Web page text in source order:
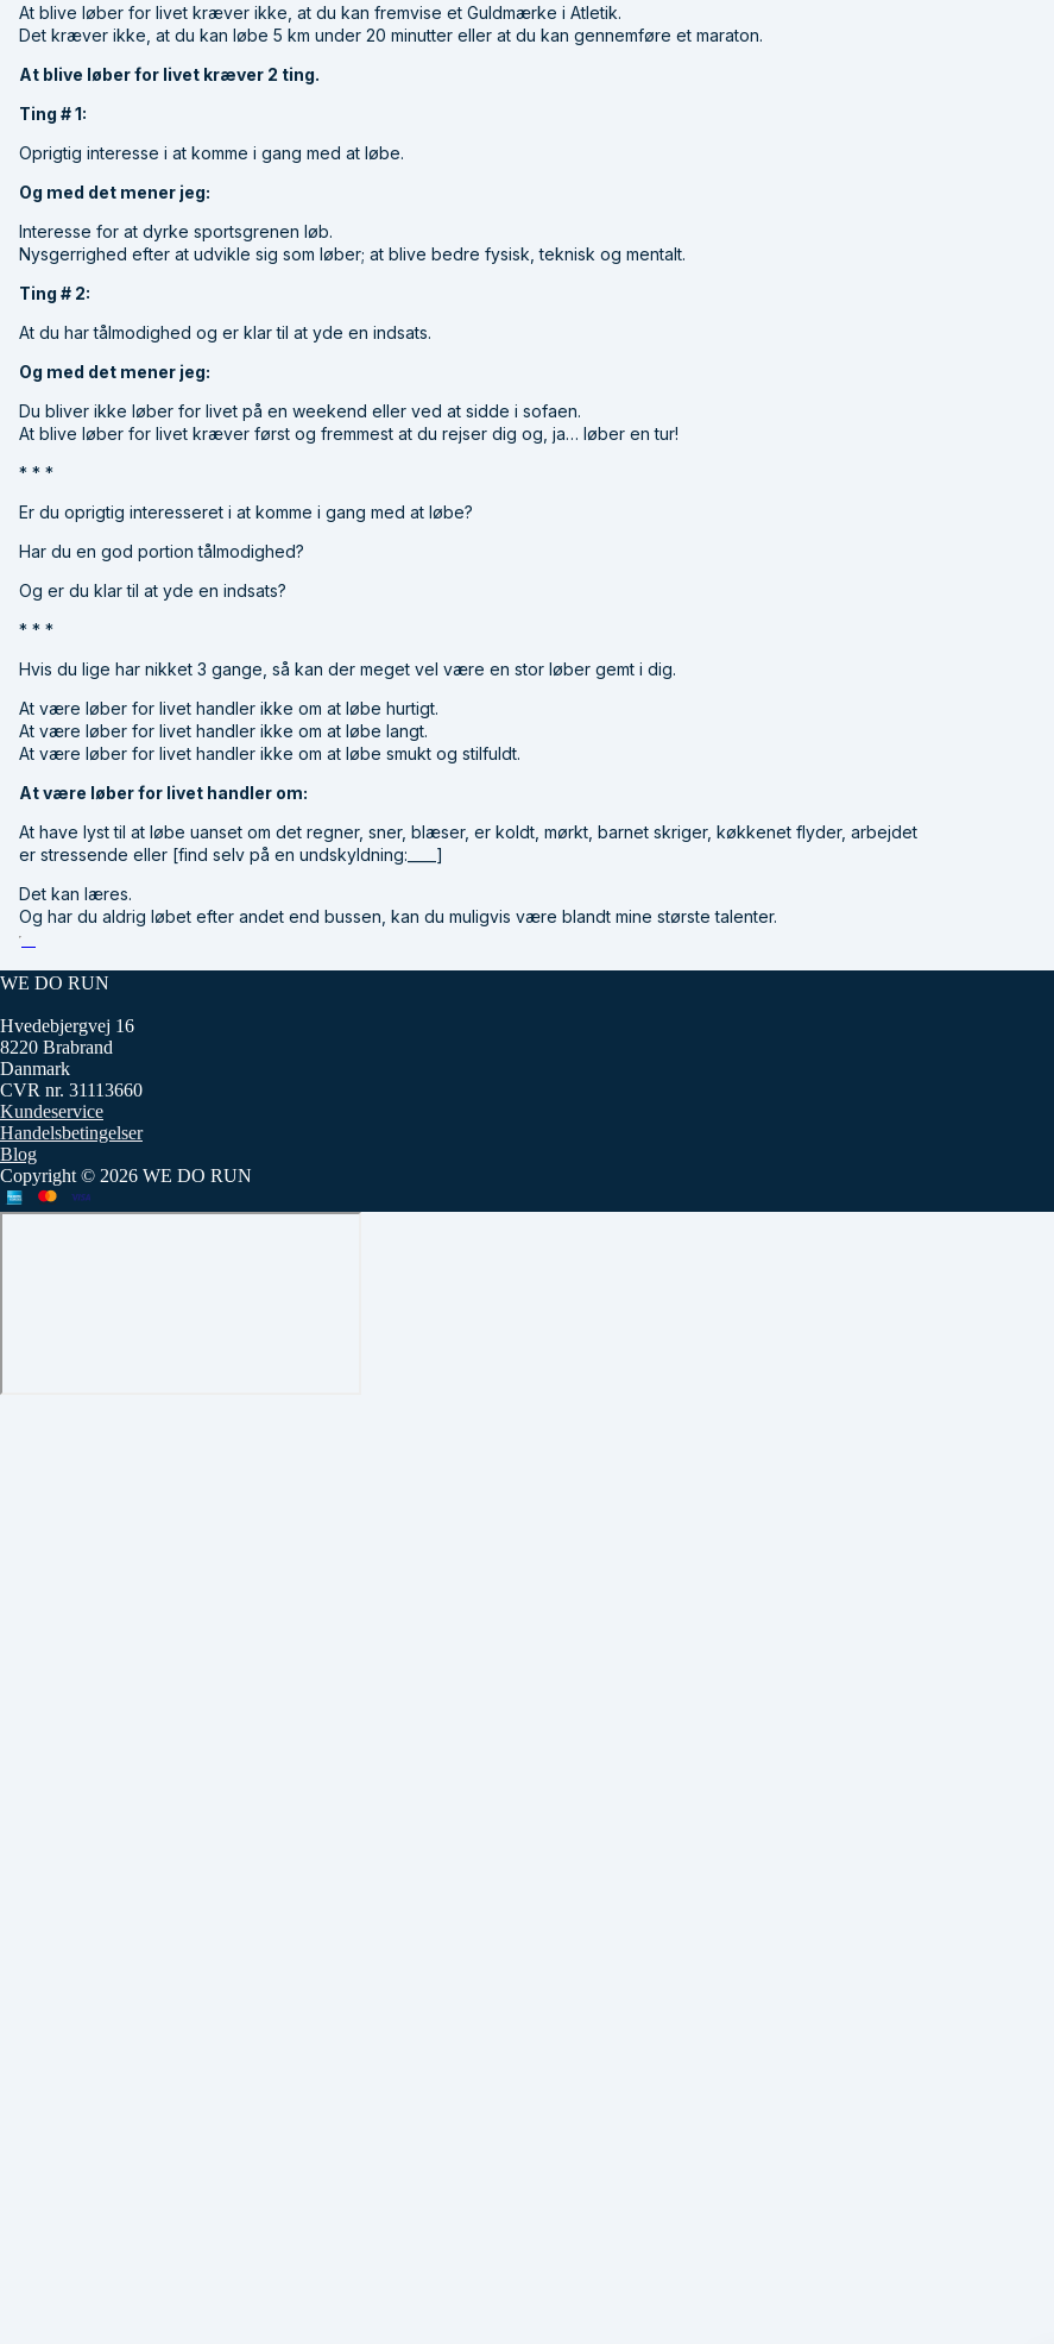
At blive løber for livet kræver ikke, at du kan fremvise et Guldmærke i Atletik.
Det kræver ikke, at du kan løbe 5 km under 20 minutter eller at du kan gennemføre et maraton.
At blive løber for livet kræver 2 ting.
Ting # 1:
Oprigtig interesse i at komme i gang med at løbe.
Og med det mener jeg:
Interesse for at dyrke sportsgrenen løb.
Nysgerrighed efter at udvikle sig som løber; at blive bedre fysisk, teknisk og mentalt.
Ting # 2:
At du har tålmodighed og er klar til at yde en indsats.
Og med det mener jeg:
Du bliver ikke løber for livet på en weekend eller ved at sidde i sofaen.
At blive løber for livet kræver først og fremmest at du rejser dig og, ja… løber en tur!
* * *
Er du oprigtig interesseret i at komme i gang med at løbe?
Har du en god portion tålmodighed?
Og er du klar til at yde en indsats?
* * *
Hvis du lige har nikket 3 gange, så kan der meget vel være en stor løber gemt i dig.
At være løber for livet handler ikke om at løbe hurtigt.
At være løber for livet handler ikke om at løbe langt.
At være løber for livet handler ikke om at løbe smukt og stilfuldt.
At være løber for livet handler om:
At have lyst til at løbe uanset om det regner, sner, blæser, er koldt, mørkt, barnet skriger, køkkenet flyder, arbejdet
er stressende eller [find selv på en undskyldning:____]
Det kan læres.
Og har du aldrig løbet efter andet end bussen, kan du muligvis være blandt mine største talenter.
WE DO RUN
Hvedebjergvej 16
8220 Brabrand
Danmark
CVR nr. 31113660
Kundeservice
Handelsbetingelser
Blog
Copyright © 2026 WE DO RUN